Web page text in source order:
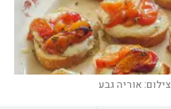
צילום:אוריה גבע